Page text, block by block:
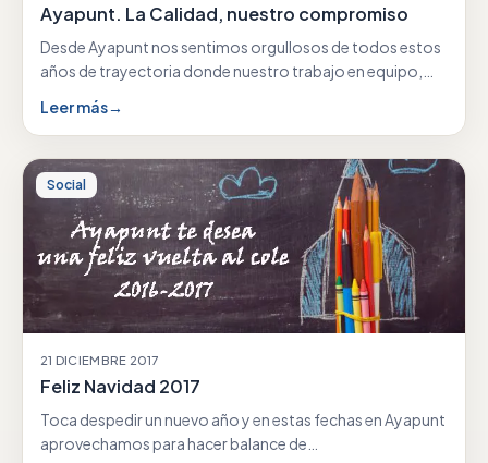
Ayapunt. La Calidad, nuestro compromiso
Desde Ayapunt nos sentimos orgullosos de todos estos
años de trayectoria donde nuestro trabajo en equipo,
Leer más→
Social
21 DICIEMBRE 2017
Feliz Navidad 2017
Toca despedir un nuevo año y en estas fechas en Ayapunt
aprovechamos para hacer balance de…